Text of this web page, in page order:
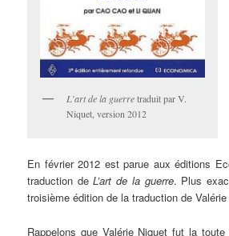
L’art de la guerretraduit par V.
Niquet, version 2012
En février 2012 est parue aux éditions
traduction deL’art de la guerre. Plus
troisième édition de la traduction de
Rappelons que Valérie Niquet fut la